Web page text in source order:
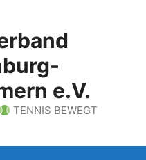
e.V.
TENNIS BEWEGT